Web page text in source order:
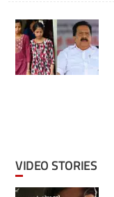
VIDEO STORIES